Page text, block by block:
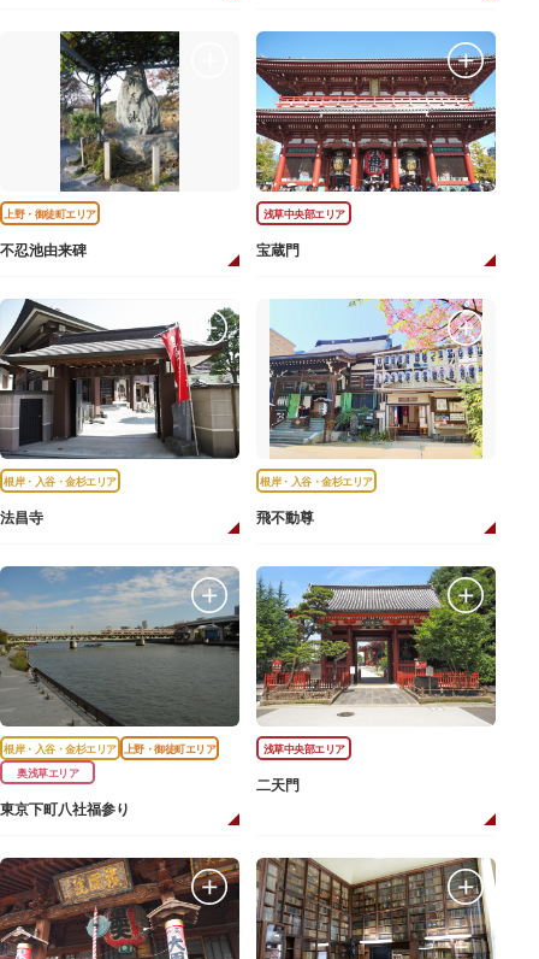
上野・御徒町エリア
不忍池由来碑
浅草中央部エリア
宝蔵門
根岸・入谷・金杉エリア
法昌寺
根岸・入谷・金杉エリア
飛不動尊
根岸・入谷・金杉エリア
上野・御徒町エリア
奥浅草エリア
東京下町八社福参り
浅草中央部エリア
二天門